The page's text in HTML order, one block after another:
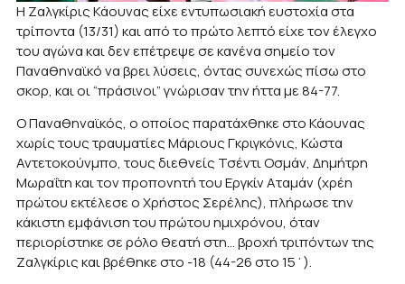
Η Ζαλγκίρις Κάουνας είχε εντυπωσιακή ευστοχία στα
τρίποντα (13/31) και από το πρώτο λεπτό είχε τον έλεγχο
του αγώνα και δεν επέτρεψε σε κανένα σημείο τον
Παναθηναϊκό να βρει λύσεις, όντας συνεχώς πίσω στο
σκορ, και οι “πράσινοι” γνώρισαν την ήττα με 84-77.
Ο Παναθηναϊκός, ο οποίος παρατάχθηκε στο Κάουνας
χωρίς τους τραυματίες Μάριους Γκριγκόνις, Κώστα
Αντετοκούνμπο, τους διεθνείς Τσέντι Οσμάν, Δημήτρη
Μωραΐτη και τον προπονητή του Εργκίν Αταμάν (χρέη
πρώτου εκτέλεσε ο Χρήστος Σερέλης), πλήρωσε την
κάκιστη εμφάνιση του πρώτου ημιχρόνου, όταν
περιορίστηκε σε ρόλο θεατή στη… βροχή τριπόντων της
Ζαλγκίρις και βρέθηκε στο -18 (44-26 στο 15΄).